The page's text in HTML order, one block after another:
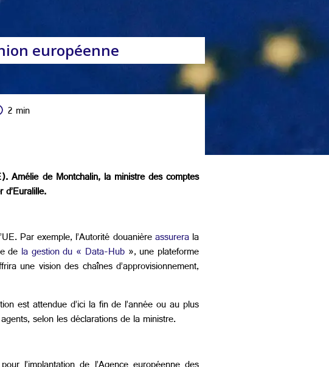
européenne
2 min
Amélie de Montchalin, la ministre des comptes
Par exemple, l’Autorité douanièreassurerala
de la gestion du « Data-Hub », une plateforme
une vision des chaînes d’approvisionnement,
est attendue d’ici la fin de l’année ou au plus
selon les déclarations de la ministre.